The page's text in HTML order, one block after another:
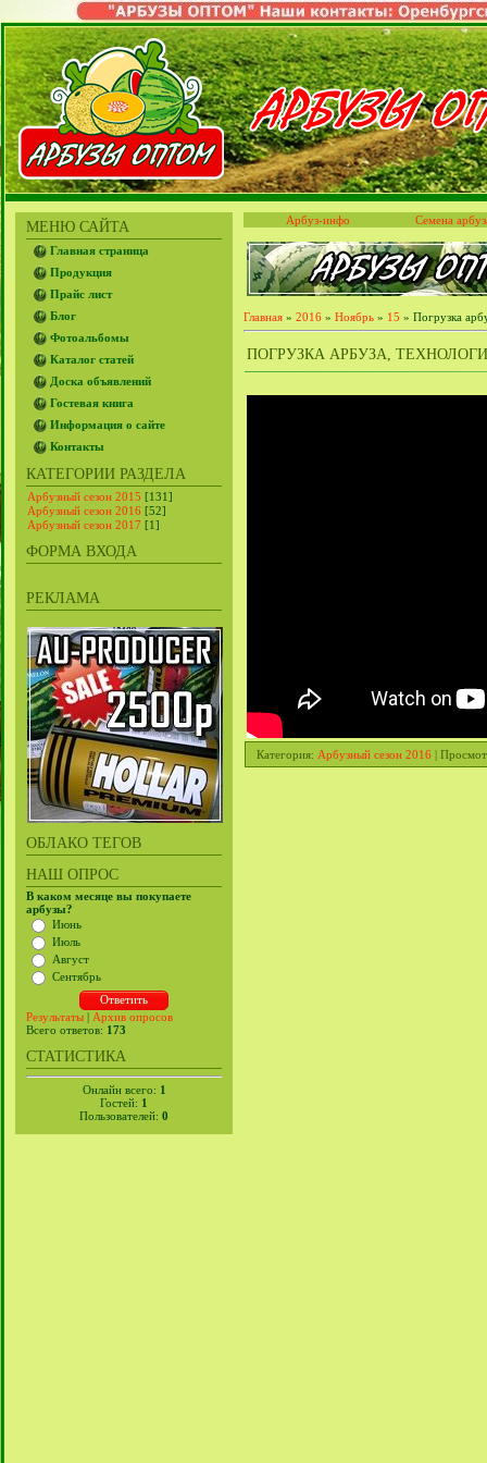
МЕНЮ САЙТА
Главная страница
Продукция
Прайс лист
Блог
Фотоальбомы
Каталог статей
Доска объявлений
Гостевая книга
Информация о сайте
Контакты
КАТЕГОРИИ РАЗДЕЛА
Арбузный сезон 2015 [131]
Арбузный сезон 2016 [52]
Арбузный сезон 2017 [1]
ФОРМА ВХОДА
РЕКЛАМА
ОБЛАКО ТЕГОВ
НАШ ОПРОС
В каком месяце вы покупаете
арбузы?
Июнь
Июль
Август
Сентябрь
Результаты | Архив опросов
Всего ответов: 173
СТАТИСТИКА
Онлайн всего: 1
Гостей: 1
Пользователей: 0
Арбуз-инфо Семена
Главная » 2016 » Ноябрь » 15 » Погрузка
ПОГРУЗКА АРБУЗА,
Категория: Арбузный сезон 2016 |